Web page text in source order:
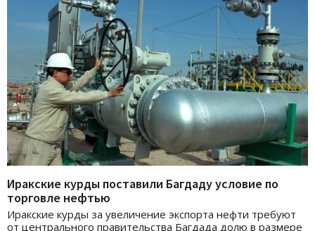
Иракские курды поставили Багдаду условие по
торговле нефтью
Иракские курды за увеличение экспорта нефти требуют
от центрального правительства Багдада долю в размере